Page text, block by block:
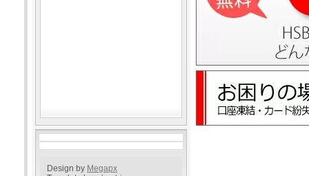
Design by Megapx